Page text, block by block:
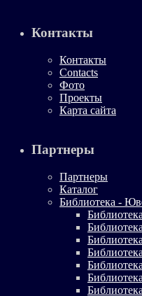
Контакты
Контакты
Contacts
Фото
Проекты
Карта сайта
Партнеры
Партнеры
Каталог
Библиотека -